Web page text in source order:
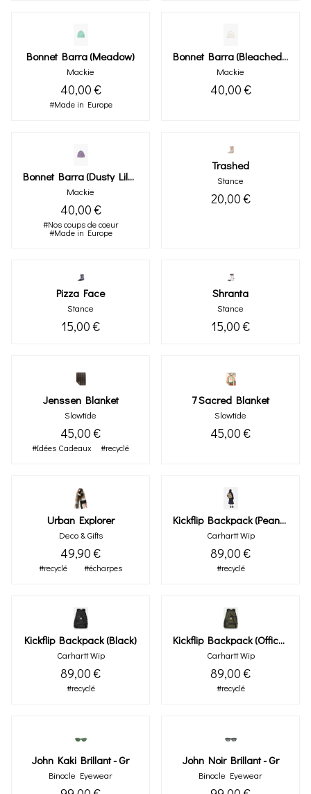
Bonnet Barra (meadow)
Mackie
40,00 €
#Made in Europe
Bonnet Barra (bleached White)
Mackie
40,00 €
Bonnet Barra (dusty Lilac)
Mackie
40,00 €
#Nos coups de coeur
#Made in Europe
Trashed
Stance
20,00 €
Pizza Face
Stance
15,00 €
Shranta
Stance
15,00 €
Jenssen Blanket
Slowtide
45,00 €
#Idées Cadeaux #recyclé
7 Sacred Blanket
Slowtide
45,00 €
Urban Explorer
Deco & Gifts
49,90 €
#recyclé #écharpes
Kickflip Backpack (peanut)
Carhartt Wip
89,00 €
#recyclé
Kickflip Backpack (black)
Carhartt Wip
89,00 €
#recyclé
Kickflip Backpack (office Green)
Carhartt Wip
89,00 €
#recyclé
John Kaki Brillant - Gr
Binocle Eyewear
John Noir Brillant - Gr
Binocle Eyewear